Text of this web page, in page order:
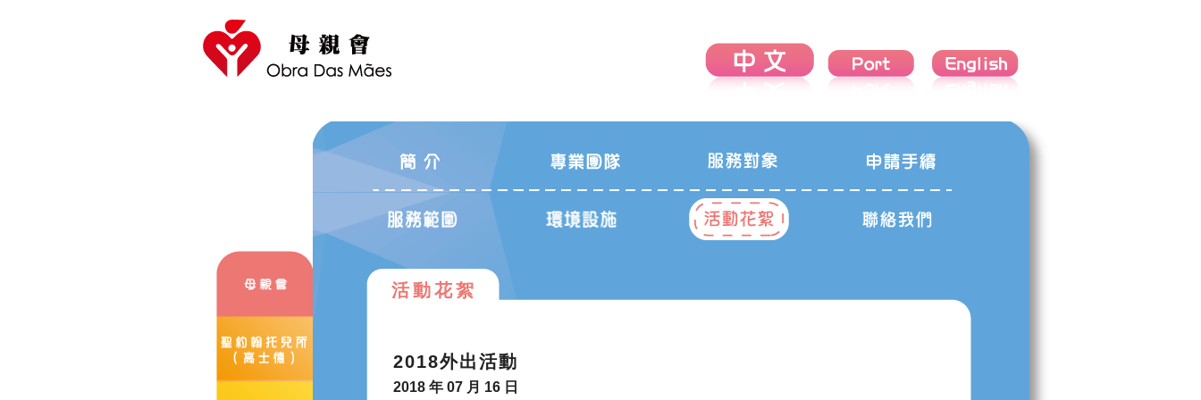
活動花絮
2018外出活動
2018 年 07 月 16 日